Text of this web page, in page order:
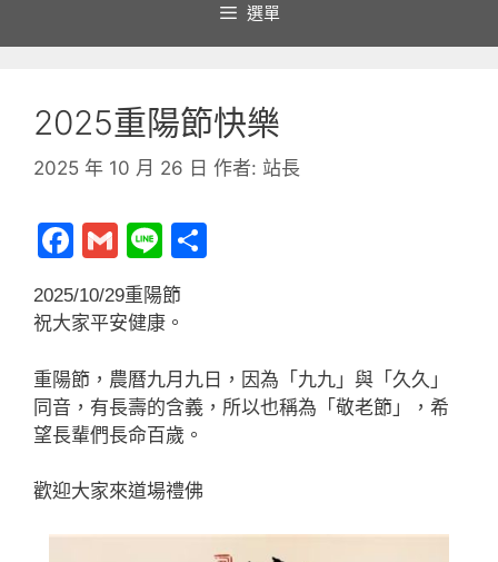
選單
2025重陽節快樂
2025 年 10 月 26 日 作者: 站長
F
c
b
o
o
k
G
m
ai
Li
n
e
2025/10/29重陽節
祝大家平安健康。
重陽節，農曆九月九日，因為「九九」與「久久」
同音，有長壽的含義，所以也稱為「敬老節」，希
望長輩們長命百歲。
歡迎大家來道場禮佛